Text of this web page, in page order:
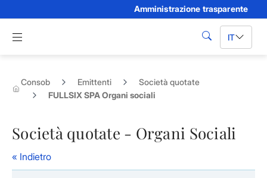
Amministrazione trasparente
Apri menu di navigazione
cerca IT
Consob Emittenti
Società quotate
FULLSIX SPA Organi sociali
Società quotate - Organi Sociali
« Indietro